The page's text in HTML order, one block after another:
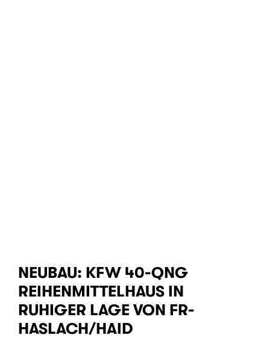
NEUBAU: KFW 40-QNG
REIHENMITTELHAUS IN
RUHIGER LAGE VON FR-
HASLACH/HAID